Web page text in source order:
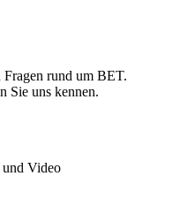
rund um BET.
Sie uns kennen.
und Video